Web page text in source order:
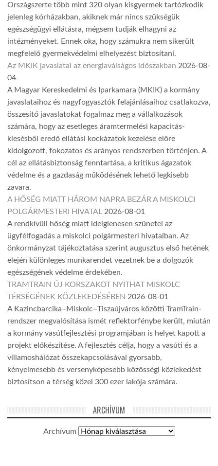
Országszerte több mint 320 olyan kisgyermek tartózkodik
jelenleg kórházakban, akiknek már nincs szükségük
egészségügyi ellátásra, mégsem tudják elhagyni az
intézményeket. Ennek oka, hogy számukra nem sikerült
megfelelő gyermekvédelmi elhelyezést biztosítani.
Az MKIK javaslatai az energiaválságos időszakban 2026-08-
04
A Magyar Kereskedelmi és Iparkamara (MKIK) a kormány
javaslataihoz és nagyfogyasztók felajánlásaihoz csatlakozva,
összesítő javaslatokat fogalmaz meg a vállalkozások
számára, hogy az esetleges áramtermelési kapacitás-
kiesésből eredő ellátási kockázatok kezelése előre
kidolgozott, fokozatos és arányos rendszerben történjen. A
cél az ellátásbiztonság fenntartása, a kritikus ágazatok
védelme és a gazdaság működésének lehető legkisebb
zavara.
A HŐSÉG MIATT HÁROM NAPRA BEZÁR A MISKOLCI
POLGÁRMESTERI HIVATAL 2026-08-01
A rendkívüli hőség miatt ideiglenesen szünetel az
ügyfélfogadás a miskolci polgármesteri hivatalban. Az
önkormányzat tájékoztatása szerint augusztus első hetének
elején különleges munkarendet vezetnek be a dolgozók
egészségének védelme érdekében.
TRAMTRAIN ÚJ KORSZAKOT NYITHAT MISKOLC
TÉRSÉGÉNEK KÖZLEKEDÉSÉBEN 2026-08-01
A Kazincbarcika–Miskolc–Tiszaújváros közötti TramTrain-
rendszer megvalósítása ismét reflektorfénybe került, miután
a kormány vasútfejlesztési programjában is helyet kapott a
projekt előkészítése. A fejlesztés célja, hogy a vasúti és a
villamoshálózat összekapcsolásával gyorsabb,
kényelmesebb és versenyképesebb közösségi közlekedést
biztosítson a térség közel 300 ezer lakója számára.
ARCHÍVUM
Archívum